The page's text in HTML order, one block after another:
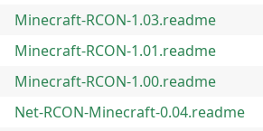
Minecraft-RCON-1.03.readme
Minecraft-RCON-1.01.readme
Minecraft-RCON-1.00.readme
Net-RCON-Minecraft-0.04.readme